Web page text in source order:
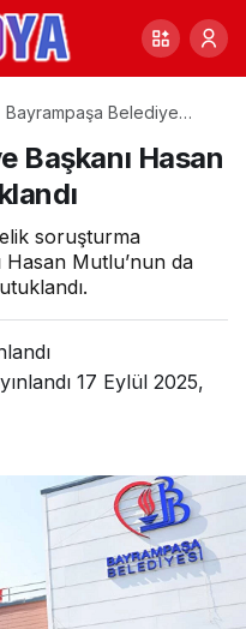
Bayrampaşa Belediye
20 kişi tutuklandı
Başkanı Hasan
soruşturma
Hasan Mutlu’nun da
17 Eylül 2025,
0 Paylaş